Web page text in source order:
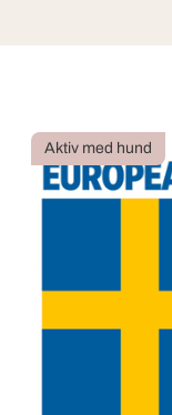
Aktiv med hund